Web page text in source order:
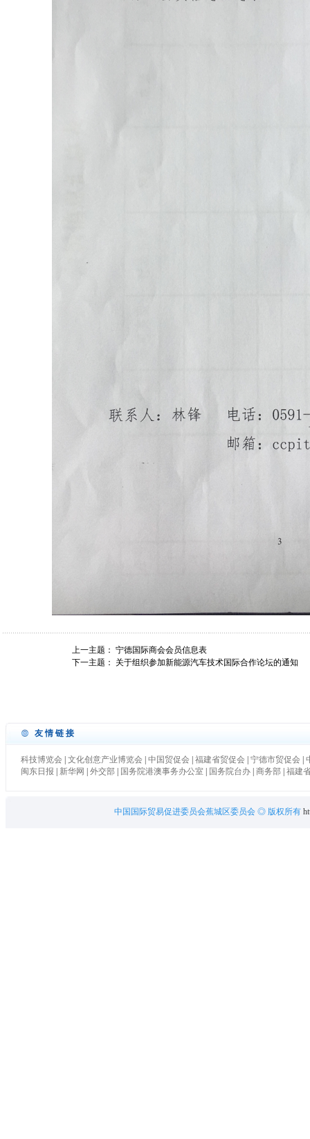
上一主题： 宁德国际商会会员信息表
下一主题：
关于组织参加新能源汽车技术国际合作论坛的通知
友情链接
科技博览会| 文化创意产业博览会| 中国贸促会| 福建省贸促会| 宁德市贸促会|
闽东日报
新华网 外交部| 国务院港澳事务办公室| 国务院台办| 商务部 福建
中国国际贸易促进委员会蕉城区委员会 ◎ 版权所有